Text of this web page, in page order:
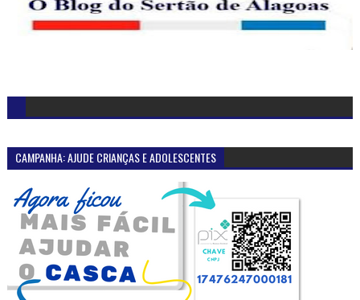
CAMPANHA: AJUDE CRIANÇAS E ADOLESCENTES